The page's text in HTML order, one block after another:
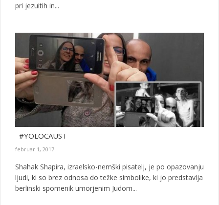
pri jezuitih in...
#YOLOCAUST
februar 1, 2017
Shahak Shapira, izraelsko-nemški pisatelj, je po opazovanju
ljudi, ki so brez odnosa do težke simbolike, ki jo predstavlja
berlinski spomenik umorjenim Judom...